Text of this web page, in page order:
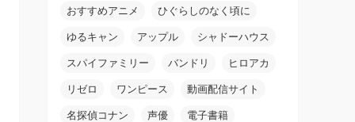
おすすめアニメ ひぐらしのなく頃に
ゆるキャン アップル シャドーハウス
スパイファミリー バンドリ ヒロアカ
リゼロ ワンピース 動画配信サイト
名探偵コナン 声優 電子書籍